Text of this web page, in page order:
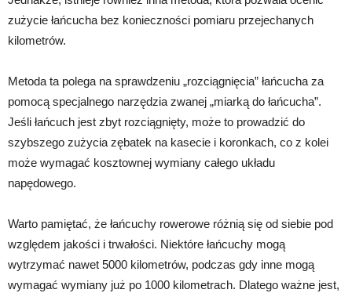
zużycie łańcucha bez konieczności pomiaru przejechanych
kilometrów.
Metoda ta polega na sprawdzeniu „rozciągnięcia” łańcucha za
pomocą specjalnego narzędzia zwanej „miarką do łańcucha”.
Jeśli łańcuch jest zbyt rozciągnięty, może to prowadzić do
szybszego zużycia zębatek na kasecie i koronkach, co z kolei
może wymagać kosztownej wymiany całego układu
napędowego.
Warto pamiętać, że łańcuchy rowerowe różnią się od siebie pod
względem jakości i trwałości. Niektóre łańcuchy mogą
wytrzymać nawet 5000 kilometrów, podczas gdy inne mogą
wymagać wymiany już po 1000 kilometrach. Dlatego ważne jest,